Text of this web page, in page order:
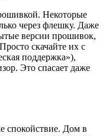
Некоторые
через флешку. Даже
версии прошивок,
скачайте их с
поддержка»),
Это спасает даже
спокойствие. Дом в